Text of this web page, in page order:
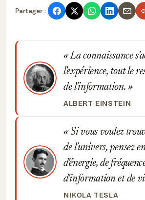
Partager :
La connaissance
l'expérience, tout le
de l'information.
ALBERT EINSTEIN
Si vous voulez
de l'univers, pensez
d'énergie, de
d'information et de
NIKOLA TESLA